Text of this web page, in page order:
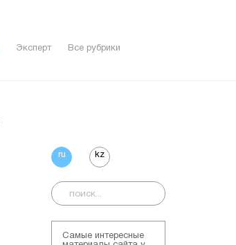
Эксперт Все рубрики
ru kz
Самые интересные